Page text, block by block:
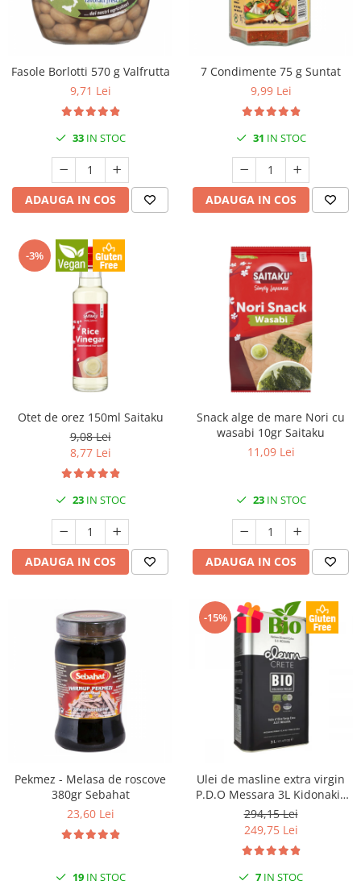
Fasole Borlotti 570 g Valfrutta
9,71 Lei
33IN STOC
ADAUGA IN COS
7 Condimente 75 g Suntat
9,99 Lei
31 IN STOC
ADAUGA IN COS
-3%
Otet de orez 150ml Saitaku
9,08 Lei
8,77 Lei
23IN STOC
ADAUGA IN COS
Snack alge de mare Nori cu
wasabi 10gr Saitaku
11,09 Lei
23IN STOC
ADAUGA IN COS
Pekmez - Melasa de roscove
380gr Sebahat
23,60 Lei
19IN STOC
-15%
Ulei de masline extra virgin
P.D.O Messara 3L Kidonakis
Bio
294,15 Lei
249,75 Lei
7 IN STOC